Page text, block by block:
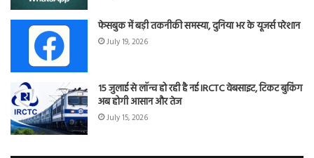
फेसबुक में बड़ी तकनीकी समस्या, दुनिया भर के यूजर्स परेशान
July 19, 2026
15 जुलाई से लॉन्च हो रही है नई IRCTC वेबसाइट, टिकट बुकिंग
अब होगी आसान और तेज
July 15, 2026